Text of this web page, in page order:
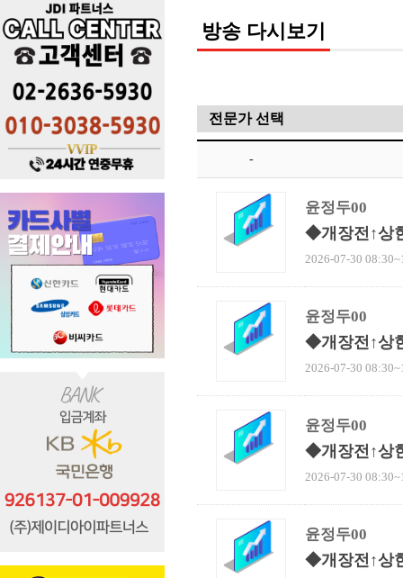
방송 다시보기
-
윤정두00
◆개장전↑상
2026-07-30
윤정두00
◆개장전↑상
2026-07-30
윤정두00
◆개장전↑상
2026-07-30
윤정두00
◆개장전↑상